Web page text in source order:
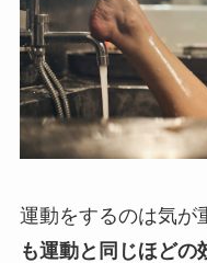
運動をするのは気が
も運動と同じほどの